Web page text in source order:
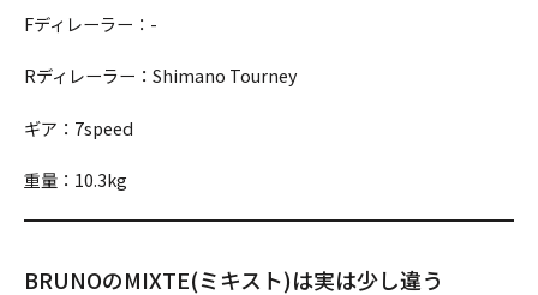
Fディレーラー：-
Rディレーラー：Shimano Tourney
ギア：7speed
重量：10.3kg
BRUNOのMIXTE(ミキスト)は実は少し違う